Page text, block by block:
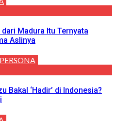
Madura Itu Ternyata
Aslinya
PERSONA
Bakal ‘Hadir’ di Indonesia?